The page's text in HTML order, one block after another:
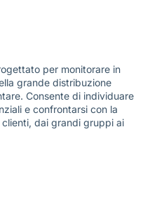
per monitorare in
grande distribuzione
Consente di individuare
e confrontarsi con la
dai grandi gruppi ai